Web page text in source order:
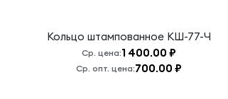
Кольцо штампованное КШ-77-Ч
Ср. цена:1 400.00 ₽
Ср. опт. цена:700.00 ₽